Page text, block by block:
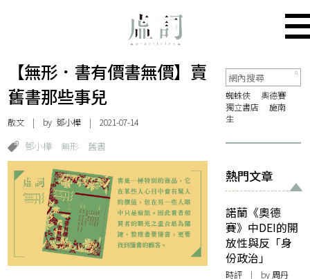
【無形．書有價書無價】賣
舊書那些事兒
散文 | by鄧小樺 | 2021-07-14
鄧小樺 無形 舊書
蜘蛛俠
奧德賽
獨立書店
施南
生
熱門文章
諾蘭《奧德
賽》中DEI的開
放性與反「身
份政治」
時評 | by周丹